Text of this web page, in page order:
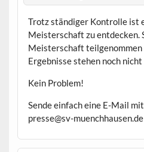
Trotz ständiger Kontrolle ist
Meisterschaft zu entdecken.
Meisterschaft teilgenommen
Ergebnisse stehen noch
Kein Problem!
Sende einfach eine E-Mail
presse@sv-muenchhausen.de